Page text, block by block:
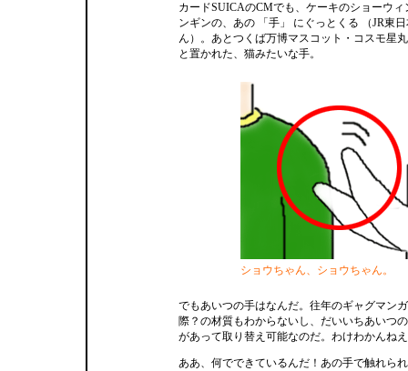
カードSUICAのCMでも、ケーキのショーウ
ンギンの、あの 「手」 にぐっとくる （JR東
ん）。あとつくば万博マスコット・コスモ星
と置かれた、猫みたいな手。
ショウちゃん、ショウちゃん。
でもあいつの手はなんだ。往年のギャグマン
際？の材質もわからないし、だいいちあいつ
があって取り替え可能なのだ。わけわかんね
ああ、何でできているんだ！あの手で触れら